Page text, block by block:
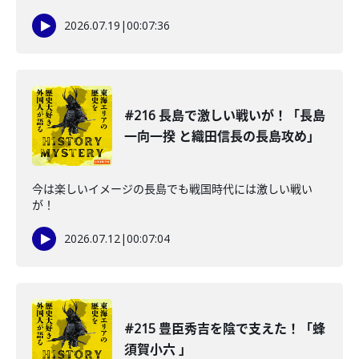
2026.07.19 |00:07:36
#216 長島で激しい戦いが！「長島
一向一揆 と織田信長の長島攻め」
今は楽しいイメージの長島でも戦国時代には激しい戦い
が！
2026.07.12|00:07:04
#215 豊臣秀吉を陰で支えた！「蜂
須賀小六 」